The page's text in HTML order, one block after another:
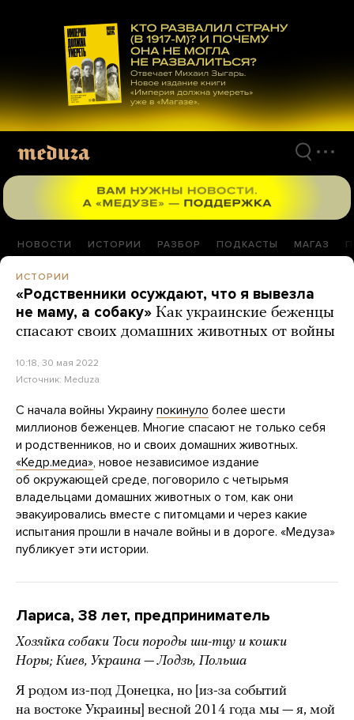
материалам
НОВОСТИ ИСТОРИИ РАЗБОР ПОДКАСТЫ МАГАЗ
ИСТОРИИ
«Родственники осуждают, что я вывезла
не маму, а собаку» Как украинские беженцы
спасают своих домашних животных от войны
10:18, 30 мая 2022
Источник: Meduza
С начала войны Украину покинуло более шести
миллионов беженцев. Многие спасают не только себя
и родственников, но и своих домашних животных.
«Кедр.медиа», новое независимое издание
об окружающей среде, поговорило с четырьмя
владельцами домашних животных о том, как они
эвакуировались вместе с питомцами и через какие
испытания прошли в начале войны и в дороге. «Медуза»
публикует эти истории.
Лариса, 38 лет, предприниматель
Хозяйка собаки Тоси породы ши-тцу и кошки
Норы; Киев, Украина — Лодзь, Польша
Я родом из-под Донецка, но [из-за событий
на востоке Украины] весной 2014 года мы — я, мой